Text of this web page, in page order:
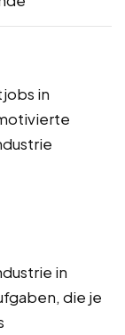
in
in
die je